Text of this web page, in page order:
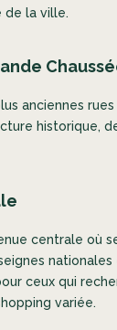
de la ville.
anciennes
historique,
centrale où
ceux qui
variée.